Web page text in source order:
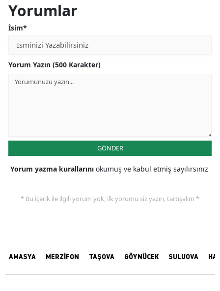
Yorumlar
İsim*
Yorum Yazın (500 Karakter)
GÖNDER
Yorum yazma kurallarını okumuş ve kabul etmiş sayılırsınız
* Bu içerik ile ilgili yorum yok, ilk yorumu siz yazın, tartışalım *
AMASYA MERZİFON TAŞOVA GÖYNÜCEK SULUOVA